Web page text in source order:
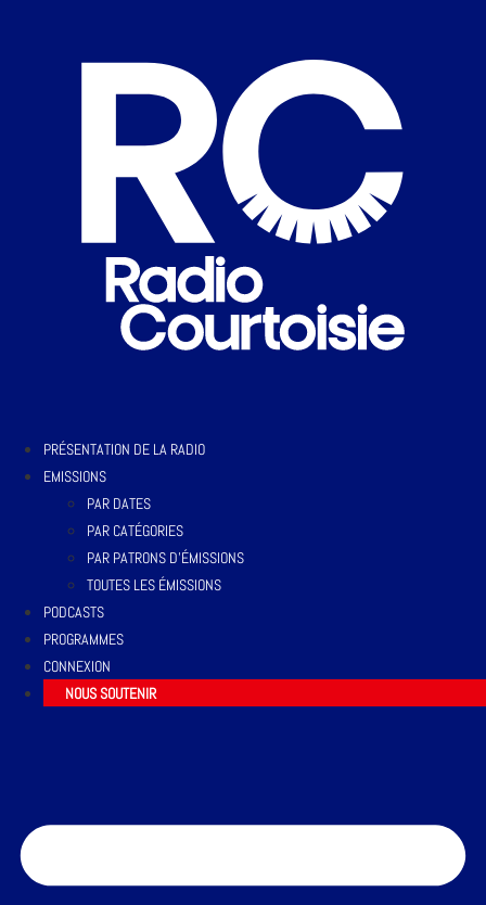
PRÉSENTATION DE LA RADIO
EMISSIONS
PAR DATES
PAR CATÉGORIES
PAR PATRONS D’ÉMISSIONS
TOUTES LES ÉMISSIONS
PODCASTS
PROGRAMMES
CONNEXION
NOUS SOUTENIR